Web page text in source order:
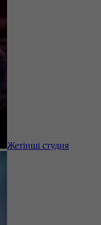
Жетінші студия